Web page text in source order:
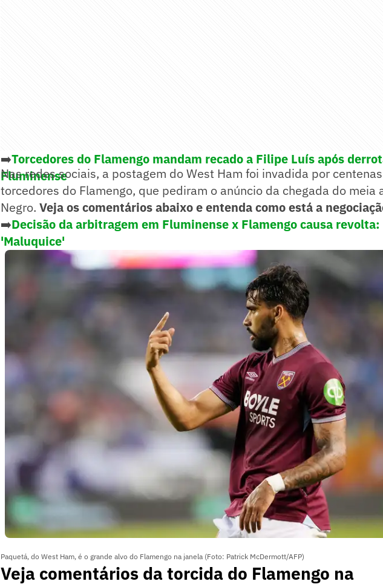
➡️Torcedores do Flamengo mandam recado a Filipe Luís após
Fluminense
Nas redes sociais, a postagem do West Ham foi invadida por
torcedores do Flamengo, que pediram o anúncio da chegada do meia
Negro. Veja os comentários abaixo e entenda como está a
➡️Decisão da arbitragem em Fluminense x Flamengo causa revolta:
'Maluquice'
Paquetá, do West Ham, é o grande alvo do Flamengo na janela (Foto: Patrick McDermott/AFP)
Veja comentários da torcida do Flamengo na